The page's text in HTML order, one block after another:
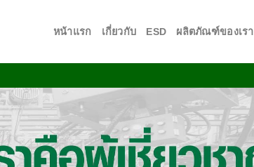
หน้าแรก เกี่ยวกับ ESD ผลิตภัณฑ์ของเรา